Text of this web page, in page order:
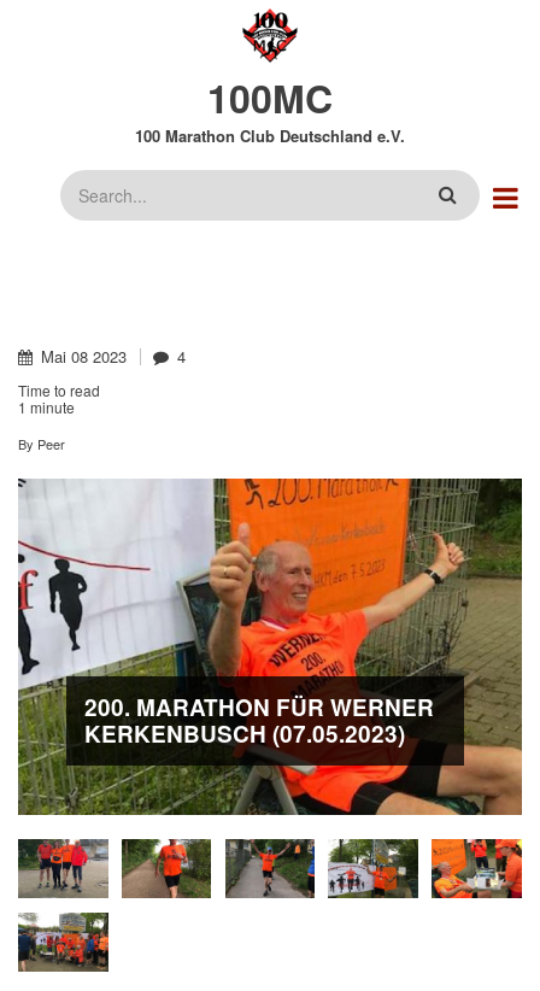
100MC
100 Marathon Club Deutschland e.V.
Suche
Mai 08 2023 4
Time to read
1 minute
By Peer
200. MARATHON FÜR WERNER
KERKENBUSCH (07.05.2023)